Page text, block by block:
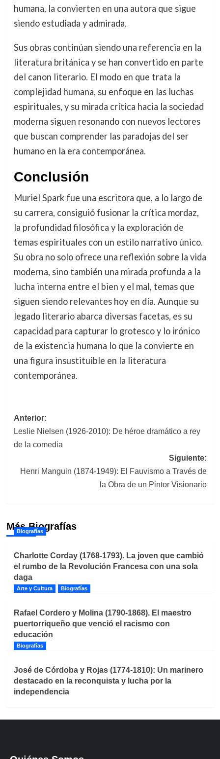
humana, la convierten en una autora que sigue
siendo estudiada y admirada.
Sus obras continúan siendo una referencia en la
literatura británica y se han convertido en parte
del canon literario. El modo en que trata la
complejidad humana, su enfoque en las luchas
espirituales, y su mirada crítica hacia la sociedad
moderna siguen resonando con nuevos lectores
que buscan comprender las paradojas del ser
humano en la era contemporánea.
Conclusión
Muriel Spark fue una escritora que, a lo largo de
su carrera, consiguió fusionar la crítica mordaz,
la profundidad filosófica y la exploración de
temas espirituales con un estilo narrativo único.
Su obra no solo ofrece una reflexión sobre la vida
moderna, sino también una mirada profunda a la
lucha interna entre el bien y el mal, temas que
siguen siendo relevantes hoy en día. Aunque su
legado literario abarca diversas facetas, es su
capacidad para capturar lo grotesco y lo irónico
de la existencia humana lo que la convierte en
una figura insustituible en la literatura
contemporánea.
Navegación
de
Anterior:
Leslie Nielsen (1926-2010): De héroe dramático a rey
de la comedia
Siguiente:
Henri Manguin (1874-1949): El Fauvismo a Través de
la Obra de un Pintor Visionario
Más Biografías
Biografías
Charlotte Corday (1768-1793). La joven que cambió
el rumbo de la Revolución Francesa con una sola
daga
Arte y Cultura Biografías
Rafael Cordero y Molina (1790-1868). El maestro
puertorriqueño que venció el racismo con
educación
Biografías
José de Córdoba y Rojas (1774-1810): Un marinero
destacado en la reconquista y lucha por la
independencia